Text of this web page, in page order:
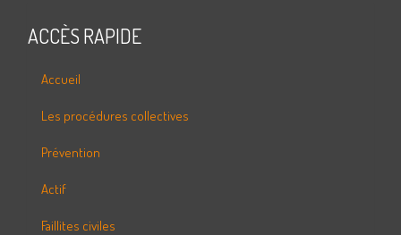
ACCÈS RAPIDE
Accueil
Les procédures collectives
Prévention
Actif
Faillites civiles